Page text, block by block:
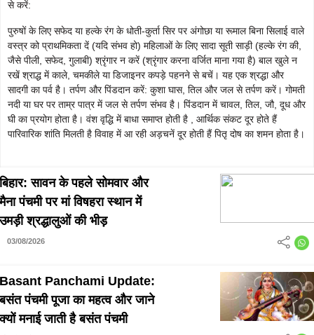
से करें:
पुरुषों के लिए सफेद या हल्के रंग के धोती-कुर्ता सिर पर अंगोछा या रूमाल बिना सिलाई वाले
वस्त्र को प्राथमिकता दें (यदि संभव हो) महिलाओं के लिए सादा सूती साड़ी (हल्के रंग की,
जैसे पीली, सफेद, गुलाबी) श्रृंगार न करें (श्रृंगार करना वर्जित माना गया है) बाल खुले न
रखें श्राद्ध में काले, चमकीले या डिजाइनर कपड़े पहनने से बचें। यह एक श्रद्धा और
सादगी का पर्व है। तर्पण और पिंडदान करें: कुशा घास, तिल और जल से तर्पण करें। गोमती
नदी या घर पर ताम्र पात्र में जल से तर्पण संभव है। पिंडदान में चावल, तिल, जौ, दूध और
घी का प्रयोग होता है। वंश वृद्धि में बाधा समाप्त होती है , आर्थिक संकट दूर होते हैं
पारिवारिक शांति मिलती है विवाह में आ रही अड़चनें दूर होती हैं पितृ दोष का शमन होता है।
बिहार: सावन के पहले सोमवार और
मैना पंचमी पर मां विषहरा स्थान में
उमड़ी श्रद्धालुओं की भीड़
03/08/2026
Basant Panchami Update:
बसंत पंचमी पूजा का महत्व और जाने
क्यों मनाई जाती है बसंत पंचमी